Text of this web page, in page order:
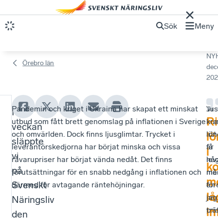
Sök Meny
Örebro län
I
veckan
släppte
vi
på
Svenskt
Näringsliv
den
Pandemin och kriget i Ukraina har skapat ett minskat
utbud som fått brett genomslag på inflationen i Sverige
och omvärlden. Dock finns ljusglimtar. Trycket i
leverantörskedjorna har börjat minska och vissa
råvarupriser har börjat vända nedåt. Det finns
förutsättningar för en snabb nedgång i inflationen och
därmed för avtagande räntehöjningar.
Vi
att
få
en
i
är
jag